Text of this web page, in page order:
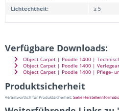
Lichtechtheit:
≥ 5
Verfügbare Downloads:
Object Carpet | Poodle 1400 |
Object Carpet | Poodle 1400 |
Object Carpet | Poodle 1400 | Pflege-
Produktsicherheit
Verantwortlich für Produktsicherheit:Siehe